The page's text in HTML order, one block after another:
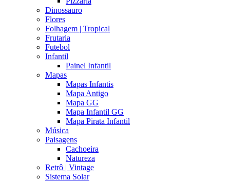
Dinossauro
Flores
Folhagem | Tropical
Frutaria
Futebol
Infantil
Painel Infantil
Mapas
Mapas Infantis
Mapa Antigo
Mapa GG
Mapa Infantil GG
Mapa Pirata Infantil
Música
Paisagens
Cachoeira
Natureza
Retrô | Vintage
Sistema Solar